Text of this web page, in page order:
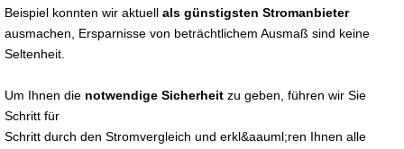
Beispiel konnten wir aktuell als günstigsten Stromanbieter
ausmachen, Ersparnisse von beträchtlichem Ausmaß sind keine
Seltenheit.
Um Ihnen die notwendige Sicherheit zu geben, führen wir Sie
Schritt für
Schritt durch den Stromvergleich und erkl&aauml;ren Ihnen alle